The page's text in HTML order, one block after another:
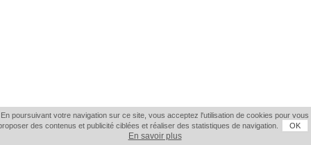
En poursuivant votre navigation sur ce site, vous acceptez l'utilisation de cookies pour vous
des contenus et publicité ciblées et réaliser des statistiques de navigation.
OK
En savoir plus